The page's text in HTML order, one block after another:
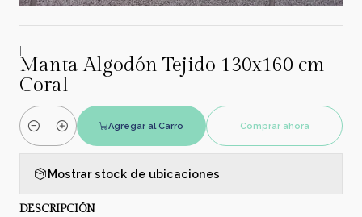
|
Manta Algodón Tejido 130x160 cm
Coral
Cantidad
Agregar al Carro Comprar ahora
Mostrar stock de ubicaciones
DESCRIPCIÓN